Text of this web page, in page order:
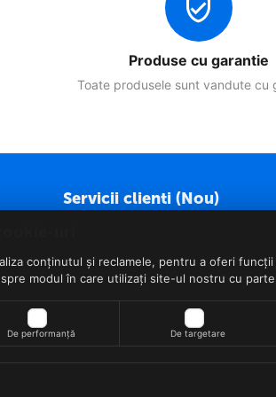
Produse cu garantie
Toate produsele sunt vandute cu
Servicii clienti (Nou)
Inregistrare Retur Produse
Garantie produse
conținutul și reclamele, pentru a oferi
modul în care utilizați site-ul nostru cu
De performanță De targetare